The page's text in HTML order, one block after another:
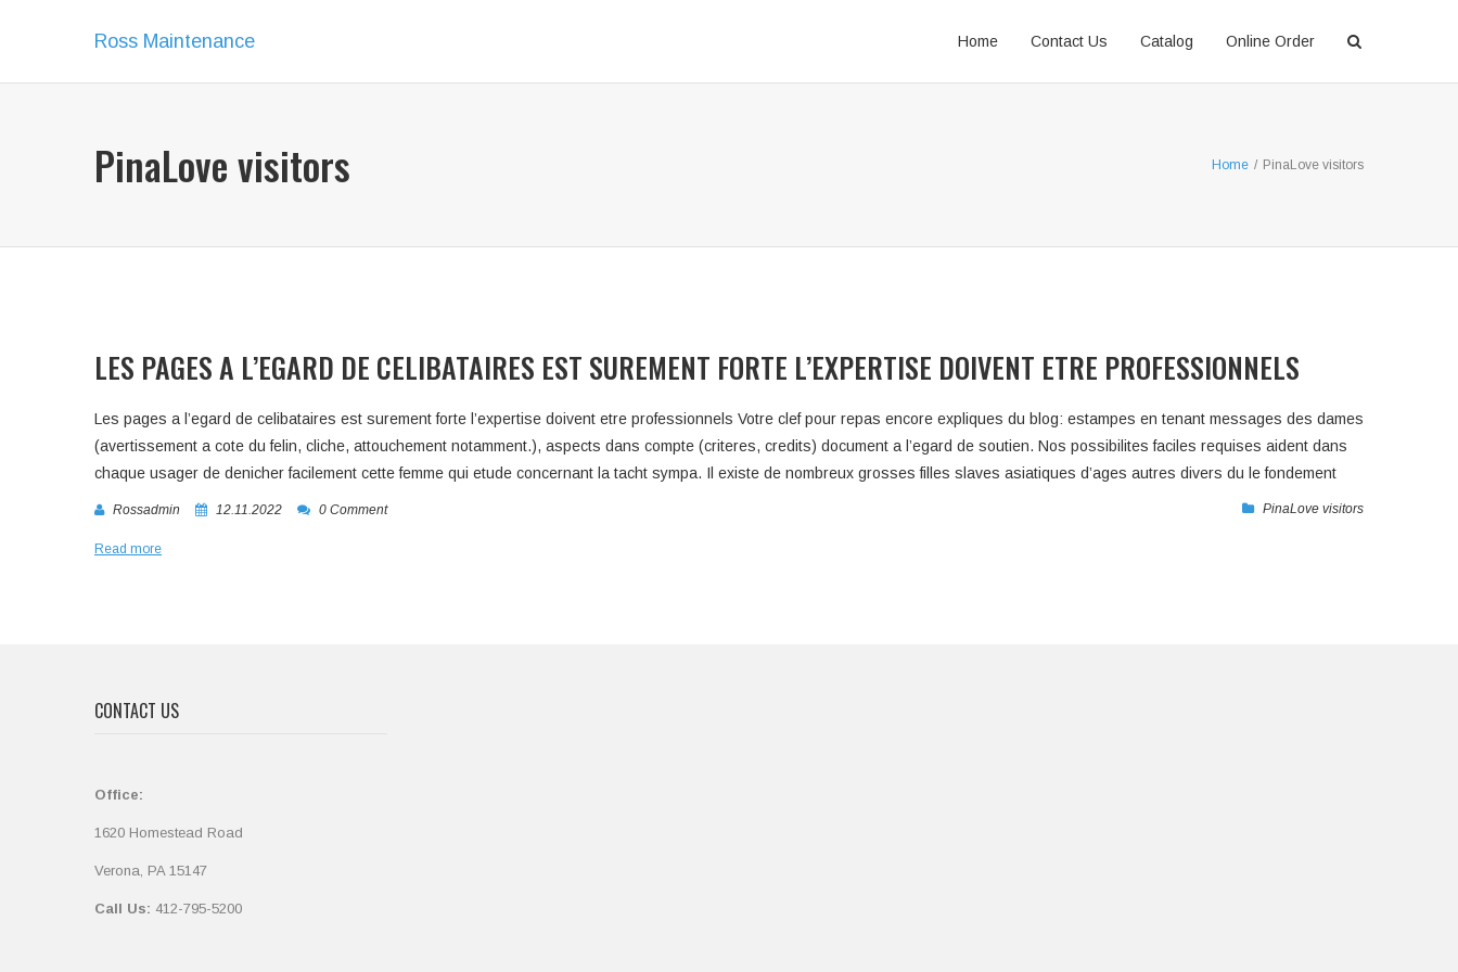
Ross Maintenance Home Contact Us Catalog Online Order
PinaLove visitors Home / PinaLove visitors
LES PAGES A L’EGARD DE CELIBATAIRES EST SUREMENT FORTE L’EXPERTISE DOIVENT ETRE PROFESSIONNELS
Les pages a l’egard de celibataires est surement forte l’expertise doivent etre professionnels Votre clef pour repas encore expliques du blog: estampes en tenant messages des dames
(avertissement a cote du felin, cliche, attouchement notamment.), aspects dans compte (criteres, credits) document a l’egard de soutien. Nos possibilites faciles requises aident dans
chaque usager de denicher facilement cette femme qui etude concernant la tacht sympa. Il existe de nombreux grosses filles slaves asiatiques d’ages autres divers du le fondement
Rossadmin 12.11.2022 PinaLove visitors
0 Comment
Read more
CONTACT US
Office:
1620 Homestead Road
Verona, PA 15147
Call Us: 412-795-5200